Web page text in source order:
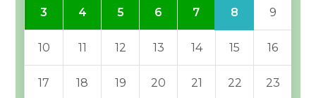
3 4 5 6 7 8 9
10 11 12 13 14 15 16
17 18 19 20 21 22 23